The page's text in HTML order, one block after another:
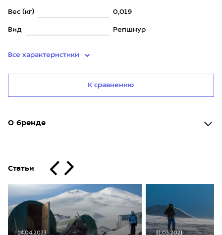
Вес (кг) 0,019
Вид Репшнур
Все характеристики
К сравнению
О бренде
Статьи
14.04.2023 31.03.2021